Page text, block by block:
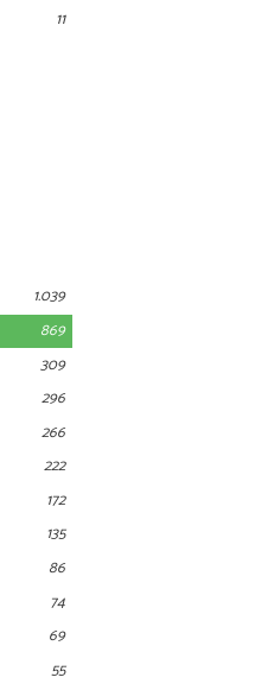
11
1.039
869
309
296
266
222
172
135
86
74
69
55